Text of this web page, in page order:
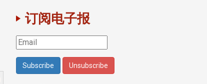
订阅电子报